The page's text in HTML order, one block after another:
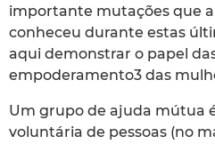
importante mutações que
conheceu durante estas
aqui demonstrar o papel
empoderamento3 das
Um grupo de ajuda mútua
voluntária de pessoas (no